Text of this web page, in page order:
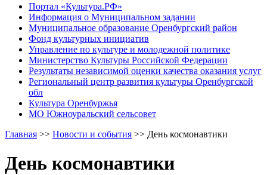
Портал «Культура.РФ»
Информация о Муниципальном задании
Муниципальное образование Оренбургский район
Фонд культурных инициатив
Управление по культуре и молодежной политике
Министерство Культуры Российской Федерации
Результаты независимой оценки качества оказания услуг
Региональный центр развития культуры Оренбургской
обл
Культура Оренбуржья
МО Южноуральский сельсовет
Главная >> Новости и события >> День космонавтики
День космонавтики